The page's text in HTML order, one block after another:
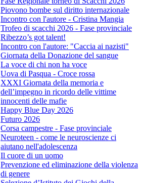
Piovono bombe sul diritto internazionale
Incontro con l'autore - Cristina Mangia
Trofeo di scacchi 2026 - Fase provinciale
Ribezzo’s got talent!
Incontro con l'autore: "Caccia ai nazisti"
Giornata della Donazione del sangue
La voce di chi non ha voce
Uova di Pasqua - Croce rossa
XXXI Giornata della memoria e
dell’impegno in ricordo delle vittime
innocenti delle mafie
Happy Blue Day 2026
Futuro 2026
Corsa campestre - Fase provinciale
Neuroteen - come le neuroscienze ci
aiutano nell'adolescenza
Il cuore di un uomo
Prevenzione ed eliminazione della violenza
di genere